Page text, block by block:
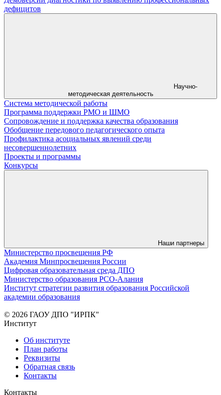
дефицитов
Научно-
методическая деятельность
Система методической работы
Программа поддержки РМО и ШМО
Сопровождение и поддержка качества образования
Обобщение передового педагогического опыта
Профилактика асоциальных явлений среди
несовершеннолетних
Проекты и программы
Конкурсы
Наши партнеры
Министерство просвещения РФ
Академия Минпросвещения России
Цифровая образовательная среда ДПО
Министерство образования РСО-Алания
Институт стратегии развития образования Российской
академии образования
© 2026 ГАОУ ДПО "ИРПК"
Институт
Об институте
План работы
Реквизиты
Обратная связь
Контакты
Контакты